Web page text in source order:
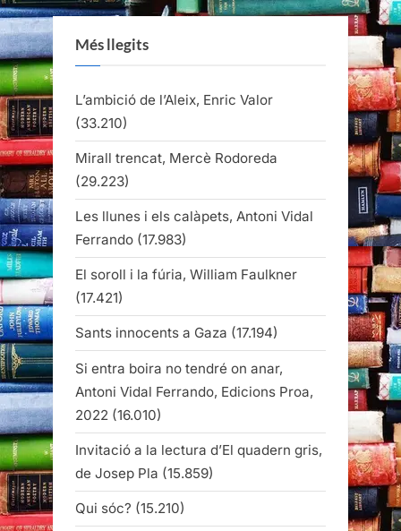
Més llegits
L’ambició de l’Aleix, Enric Valor
(33.210)
Mirall trencat, Mercè Rodoreda
(29.223)
Les llunes i els calàpets, Antoni Vidal
Ferrando (17.983)
El soroll i la fúria, William Faulkner
(17.421)
Sants innocents a Gaza (17.194)
Si entra boira no tendré on anar,
Antoni Vidal Ferrando, Edicions Proa,
2022 (16.010)
Invitació a la lectura d’El quadern gris,
de Josep Pla (15.859)
Qui sóc? (15.210)